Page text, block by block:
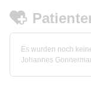
Es wurden noch
Johannes